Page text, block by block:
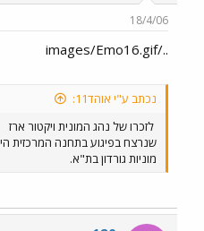
18/4/06
../images/Emo16.gif
נכתב ע"י אוהד11:
לזכרו של נהג המונית ויקטור ארז
שנרצח בפיגוע בתחנה המרכזית
מוניות גורדון בת"א.